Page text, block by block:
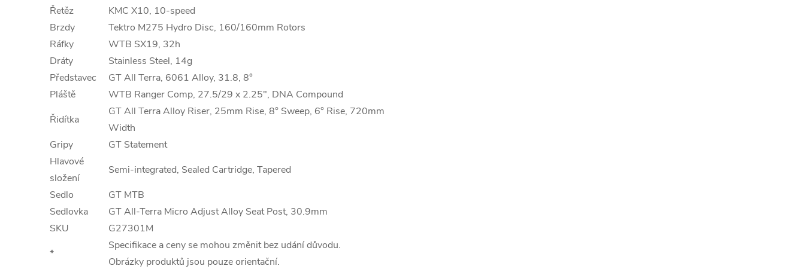
Řetěz
KMC X10, 10-speed
Brzdy
Tektro M275 Hydro Disc, 160/160mm Rotors
Ráfky
WTB SX19, 32h
Dráty
Stainless Steel, 14g
Představec
GT All Terra, 6061 Alloy, 31.8, 8°
Pláště
WTB Ranger Comp, 27.5/29 x 2.25", DNA Compound
Řidítka
GT All Terra Alloy Riser, 25mm Rise, 8° Sweep, 6° Rise, 720mm
Width
Gripy
GT Statement
Hlavové
složení
Semi-integrated, Sealed Cartridge, Tapered
Sedlo
GT MTB
Sedlovka
GT All-Terra Micro Adjust Alloy Seat Post, 30.9mm
SKU
G27301M
*
Specifikace a ceny se mohou změnit bez udání důvodu.
Obrázky produktů jsou pouze orientační.